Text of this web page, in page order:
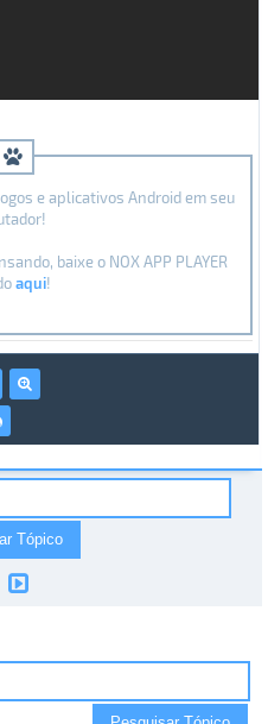
e aplicativos Android em seu
baixe o NOX APP PLAYER
aqui!